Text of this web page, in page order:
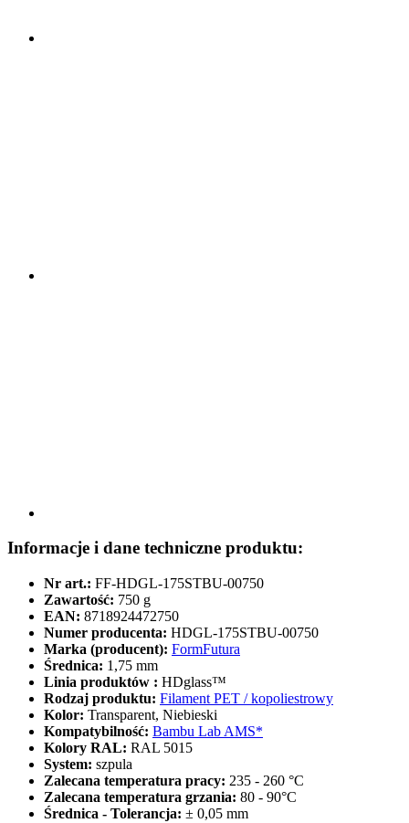
Informacje i dane techniczne produktu:
Nr art.: FF-HDGL-175STBU-00750
Zawartość: 750 g
EAN: 8718924472750
Numer producenta: HDGL-175STBU-00750
Marka (producent): FormFutura
Średnica: 1,75 mm
Linia produktów : HDglass™
Rodzaj produktu: Filament PET / kopoliestrowy
Kolor: Transparent, Niebieski
Kompatybilność: Bambu Lab AMS*
Kolory RAL: RAL 5015
System: szpula
Zalecana temperatura pracy: 235 - 260 °C
Zalecana temperatura grzania: 80 - 90°C
Średnica - Tolerancja: ± 0,05 mm